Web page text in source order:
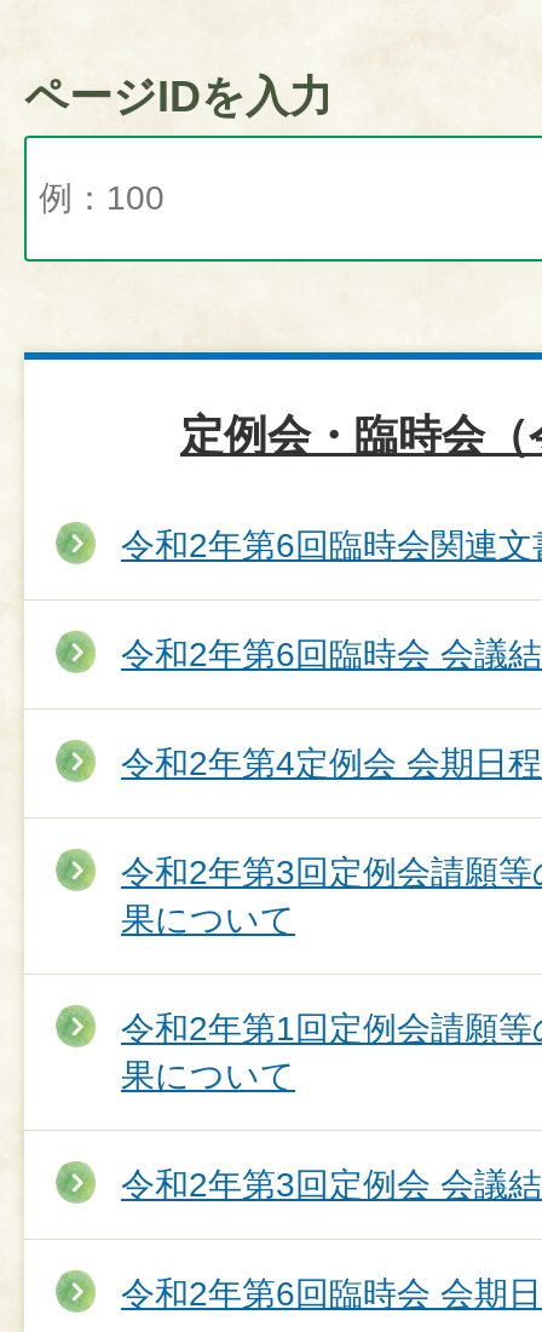
ページIDを入力
定例会・臨時会
令和2年第6回臨時会関連文
令和2年第6回臨時会 会議
令和2年第4定例会 会期日程
令和2年第3回定例会請願
果について
令和2年第1回定例会請願
果について
令和2年第3回定例会 会議
令和2年第6回臨時会 会期